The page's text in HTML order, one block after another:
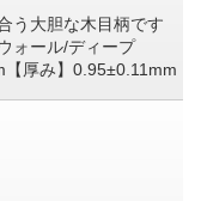
う大胆な木目柄です
ォール/ディープ
【厚み】0.95±0.11mm